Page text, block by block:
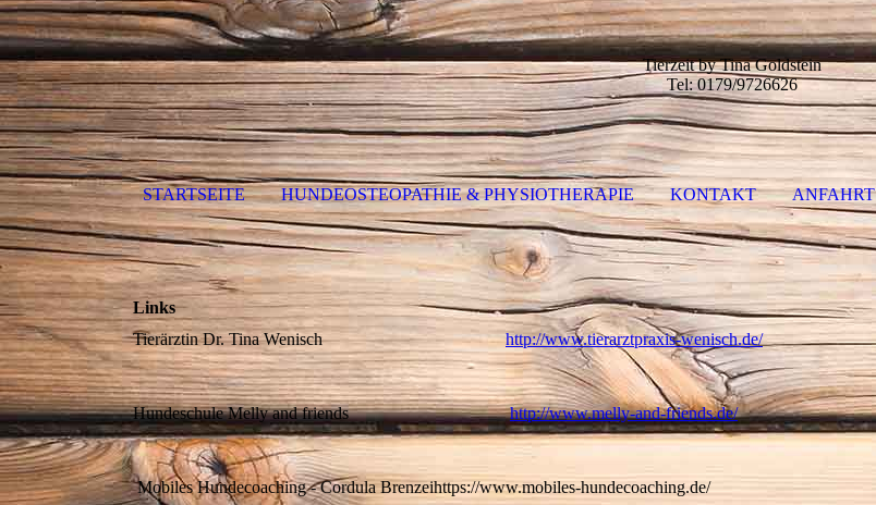
Tierzeit by Tina Goldstein
Tel: 0179/9726626
STARTSEITE HUNDEOSTEOPATHIE & PHYSIOTHERAPIE KONTAKT ANFAHRT
Links
Tierärztin Dr. Tina Wenischhttp://www.tierarztpraxis-wenisch.de/
Hundeschule Melly and friendshttp://www.melly-and-friends.de/
Mobiles Hundecoaching - Cordula Brenzeihttps://www.mobiles-hundecoaching.de/